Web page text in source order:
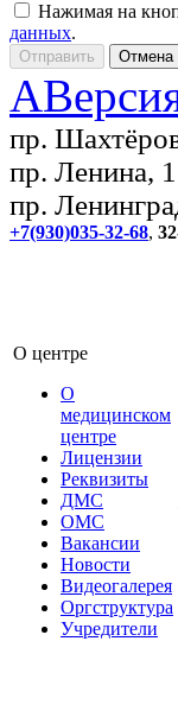
Нажимая на
данных.
A
пр.
пр. Ленина,
пр.
+7(930)035-32-68,
О центре
О
медицинском
центре
Лицензии
Реквизиты
ДМС
ОМС
Вакансии
Новости
Видеогалерея
Оргструктура
Учредители